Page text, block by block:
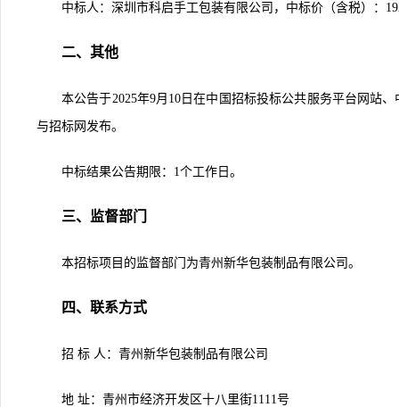
中标人： 深圳市科启手工包装有限公司 ， 中标价 （含税）：
二、其他
本公告于2025年9月 10 日在中国招标投标公共服务平台网站
与招标网发布。
中标结果公告期限： 1个工作日。
三、监督部门
本招标项目的监督部门为青州新华包装制品有限公司 。
四、 联系方式
招 标 人：青州新华包装制品有限公司
地 址：青州市经济开发区十八里街1111号